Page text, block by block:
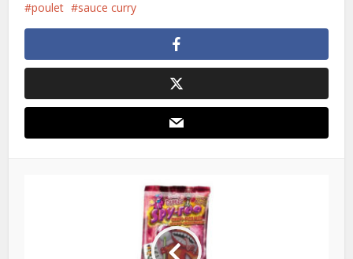
poulet sauce curry